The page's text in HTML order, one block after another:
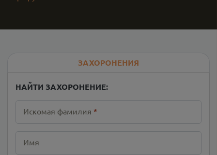
ЗАХОРОНЕНИЯ
НАЙТИ ЗАХОРОНЕНИЕ:
Искомая фамилия *
Имя